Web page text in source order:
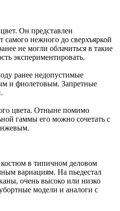
Он представлен
самого нежного до сверхъяркой
не могли облачиться в такие
экспериментировать.
ранее недопустимые
и фиолетовым. Запретные
цвета. Отныне помимо
гаммы его можно сочетать с
в типичном деловом
вариациям. На пьедестал
очень высоко или низко
модели и аналоги с